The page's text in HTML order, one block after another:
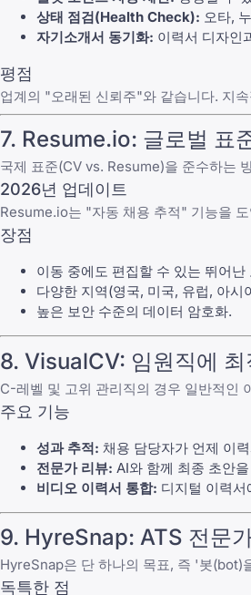
상태 점검(Health Check): 오타,
자기소개서 동기화: 이력서 디자인
평점
업계의 "오래된 신뢰주"와 같습니다. 지
7. Resume.io: 글로벌 표
국제 표준(CV vs. Resume)을 준수하는
2026년 업데이트
Resume.io는 "자동 채용 추적" 기능을
장점
이동 중에도 편집할 수 있는 뛰어난
다양한 지역(영국, 미국, 유럽, 아
높은 보안 수준의 데이터 암호화.
8. VisualCV: 임원직에 최
C-레벨 및 고위 관리직의 경우 일반적인
주요 기능
성과 추적: 채용 담당자가 언제 이
전문가 리뷰: AI와 함께 최종 초안
비디오 이력서 통합: 디지털 이력
9. HyreSnap: ATS 전문
HyreSnap은 단 하나의 목표, 즉 '봇(bot)
독특한 점